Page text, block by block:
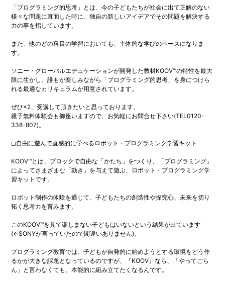
「プログラミング的思考」とは、今の子どもたちが社会に出て正解のない
様々な問題に直面した時に、独自の新しいアイデアでその問題を解決する
力の事を指しています。
また、他のどの科目の学習においても、主体的な学びのベースになりま
す。
ソニー・グローバルエデュケーションが開発した教材KOOV™の特性を最大
限に生かし、誰もが楽しみながら「プログラミング的思考」を身につけら
れる最適なカリキュラムが用意されています。
ぜひ×2、受講して頂きたいと思っております。
親子無料体験会も御座いますので、お気軽にお問合せ下さい(TEL0120-
338-807)。
◻自由に遊んで直感的に学べるロボット・プログラミング学習キット
KOOV™とは、ブロックで自由な「かたち」をつくり、「プログラミング」
によってさまざまな「動き」を与えて遊ぶ、ロボット・プログラミング学
習キットです。
ロボット制作の体験を通じて、子どもたちの創造性や探究心、未来を切り
拓く思考力を育みます。
​このKOOV™を見て楽しまない子どもはいないという結果が出ています
(←SONYが言っていたので間違いありません)。
プログラミング教育では、子どもが自発的に始めようとする環境をどう作
るかが大きな課題となっているのですが、『KOOV』なら、「やってごら
ん」と言わなくても、本能的に組み立てたくなるんです。